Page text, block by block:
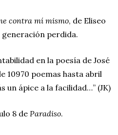
contra mí mismo, de Eliseo
generación perdida.
en la poesía de José
10970 poemas hasta abril
un ápice a la facilidad…” (JK)
8 de Paradiso.